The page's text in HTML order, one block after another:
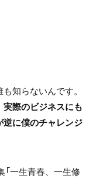
知らないんです。
実際のビジネスにも
に僕のチャレンジ
「一生青春、一生修